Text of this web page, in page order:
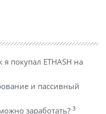
покупал ETHASH на
и пассивный
заработать? 3